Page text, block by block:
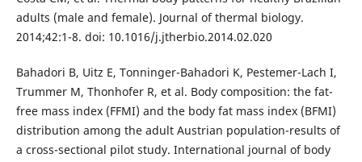
adults (male and female). Journal of thermal biology.
2014;42:1-8. doi: 10.1016/j.jtherbio.2014.02.020
Bahadori B, Uitz E, Tonninger-Bahadori K, Pestemer-Lach I,
Trummer M, Thonhofer R, et al. Body composition: the fat-
free mass index (FFMI) and the body fat mass index (BFMI)
distribution among the adult Austrian population-results of
a cross-sectional pilot study. International journal of body